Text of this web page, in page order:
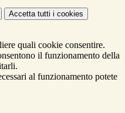
Accetta tutti i cookies
quali cookie consentire.
il funzionamento della
al funzionamento potete